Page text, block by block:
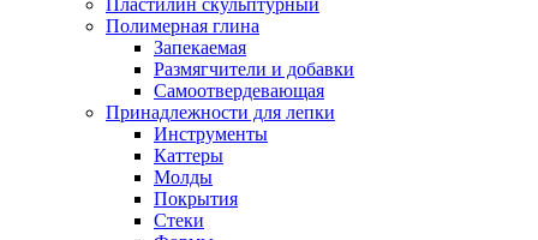
Пластилин скульптурный
Полимерная глина
Запекаемая
Размягчители и добавки
Самоотвердевающая
Принадлежности для лепки
Инструменты
Каттеры
Молды
Покрытия
Стеки